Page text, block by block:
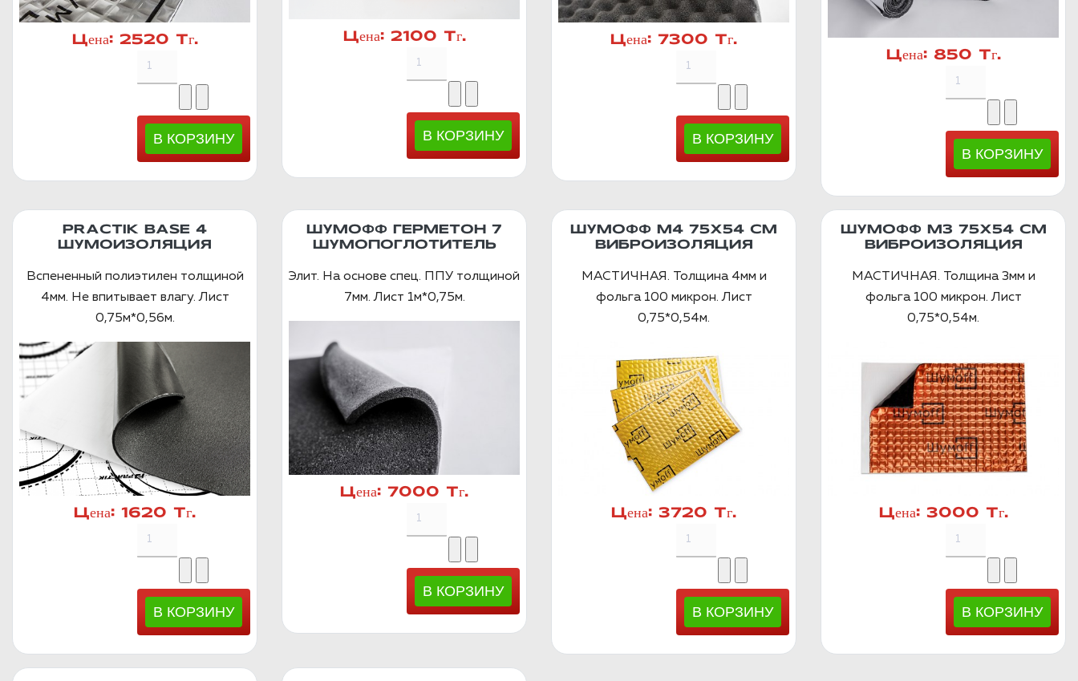
Цена: 2520 Тг. Цена: 2100 Тг. Цена: 7300 Тг.
Цена: 850 Тг.
PRACTIK BASE 4
ШУМОИЗОЛЯЦИЯ
Вспененный полиэтилен толщиной
4мм. Не впитывает влагу. Лист
0,75м*0,56м.
Цена: 1620 Тг.
ШУМОФФ ГЕРМЕТОН 7
ШУМОПОГЛОТИТЕЛЬ
Элит. На основе спец. ППУ толщиной
7мм. Лист 1м*0,75м.
Цена: 7000 Тг.
ШУМОФФ М4 75Х54 СМ
ВИБРОИЗОЛЯЦИЯ
МАСТИЧНАЯ. Толщина 4мм и
фольга 100 микрон. Лист
0,75*0,54м.
Цена: 3720 Тг.
ШУМОФФ М3 75Х54 СМ
ВИБРОИЗОЛЯЦИЯ
МАСТИЧНАЯ. Толщина 3мм и
фольга 100 микрон. Лист
0,75*0,54м.
Цена: 3000 Тг.